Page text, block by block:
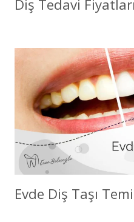
Diş Tedavi Fiyatları
Evde Diş Taşı